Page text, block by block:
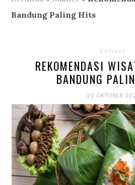
Bandung Paling Hits
Kuliner
REKOMENDASI
BANDUNG
20 OKTOBER